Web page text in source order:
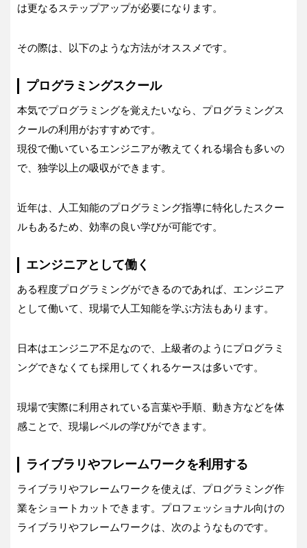
は更なるステップアップが必要になります。
その際は、以下のような方法がオススメです。
プログラミングスクール
本気でプログラミングを覚えたいなら、プログラミングス
クールの利用がおすすめです。
現役で働いているエンジニアが教えてくれる場合も多いの
で、独学以上の吸収ができます。
近年は、人工知能のプログラミング指導に特化したスクー
ルもあるため、効率の良い学びが可能です。
エンジニアとして働く
ある程度プログラミングができるのであれば、エンジニア
として働いて、現場で人工知能を学ぶ方法もあります。
日本はエンジニア不足なので、上級者のようにプログラミ
ングできなくても採用してくれるケースは多いです。
現場で実際に利用されている言葉や手順、動き方などを体
感ことで、現場レベルの学びができます。
ライブラリやフレームワークを利用する
ライブラリやフレームワークを使えば、プログラミング作
業をショートカットできます。プロフェッショナル向けの
ライブラリやフレームワークは、次のようなものです。